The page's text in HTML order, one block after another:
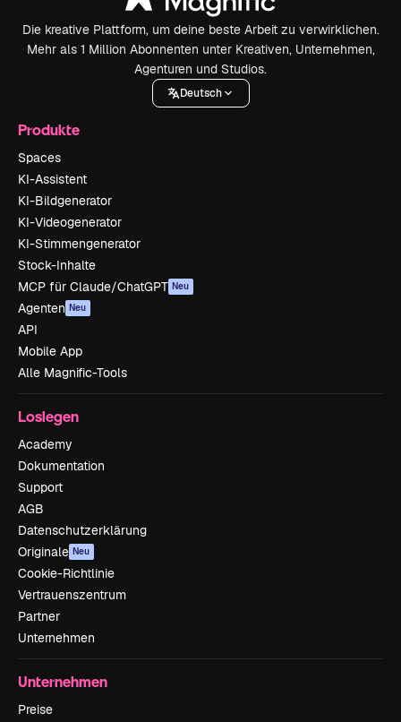
Die kreative Plattform, um deine beste Arbeit zu verwirklichen.
Mehr als 1 Million Abonnenten unter Kreativen, Unternehmen,
Agenturen und Studios.
Deutsch
Produkte
Spaces
KI-Assistent
KI-Bildgenerator
KI-Videogenerator
KI-Stimmengenerator
Stock-Inhalte
MCP für Claude/ChatGPT Neu
Agenten Neu
API
Mobile App
Alle Magnific-Tools
Loslegen
Academy
Dokumentation
Support
AGB
Datenschutzerklärung
Originale Neu
Cookie-Richtlinie
Vertrauenszentrum
Partner
Unternehmen
Unternehmen
Preise